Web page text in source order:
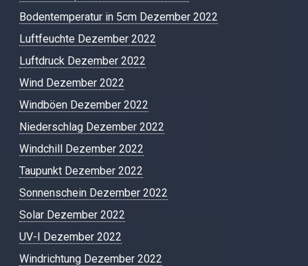
Bodentemperatur in 5cm Dezember 2022
Luftfeuchte Dezember 2022
Luftdruck Dezember 2022
Wind Dezember 2022
Windböen Dezember 2022
Niederschlag Dezember 2022
Windchill Dezember 2022
Taupunkt Dezember 2022
Sonnenschein Dezember 2022
Solar Dezember 2022
UV-I Dezember 2022
Windrichtung Dezember 2022